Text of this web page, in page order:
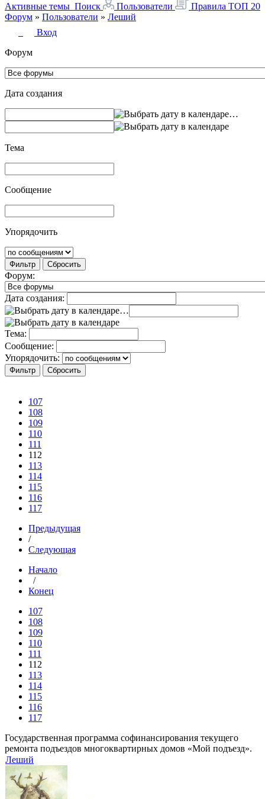
Активные темы Поиск Пользователи Правила ТОП 20
Форум » Пользователи » Леший
Вход
Форум
Дата создания
…
Тема
Сообщение
Упорядочить
Фильтр Сбросить
Форум:
Дата создания:
…
Тема:
Сообщение:
Упорядочить:
107
108
109
110
111
112
113
114
115
116
117
Предыдущая
/
Следующая
Начало
/
Конец
107
108
109
110
111
112
113
114
115
116
117
Государственная программа софинансирования текущего
ремонта подъездов многоквартирных домов «Мой подъезд».
Леший